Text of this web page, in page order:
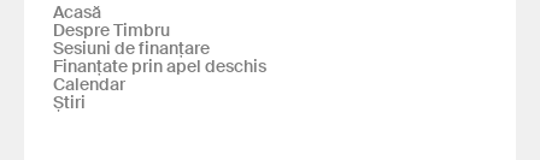
Acasă
Despre Timbru
Sesiuni de finanțare
Finanțate prin apel deschis
Calendar
Știri